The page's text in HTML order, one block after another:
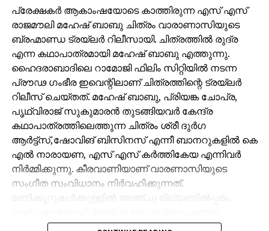
പ്രേക്ഷകർ ആകാംഷയോടെ കാത്തിരുന്ന എസ് എസ്
രാജമൗലി മഹേഷ് ബാബു ചിത്രം വാരാണാസിയുടെ
ബ്രഹ്മാണ്ഡ ട്രയ്ലർ റിലീസായി. ചിത്രത്തിൽ രുദ്ര
എന്ന കഥാപാത്രമായി മഹേഷ് ബാബു എത്തുന്നു.
ഹൈദരാബാദിലെ റാമോജി ഫിലിം സിറ്റിയിൽ നടന്ന
പ്രൗഢ ഗംഭീര ഇവെന്റിലാണ് ചിത്രത്തിന്റെ ട്രയ്ലർ
റിലീസ് ചെയ്തത്. മഹേഷ് ബാബു, പ്രിയങ്ക ചോപ്ര,
പൃഥ്വിരാജ് സുകുമാരൻ തുടങ്ങിയവർ കേന്ദ്ര
കഥാപാത്രത്തിലെത്തുന്ന ചിത്രം ശ്രീ ദുർഗ
ആർട്ട്സ്,ഷോവിങ് ബിസിനസ് എന്നീ ബാനറുകളിൽ കെ
എൽ നാരായണ, എസ് എസ് കർത്തികേയ എന്നിവർ
നിർമ്മിക്കുന്നു. കീരവാണിയാണ് വാരണാസിയുടെ
സംഗീത സംവിധാനം നിർവഹിക്കുന്നത്.
ട്രെൻഡിങ്ങിൽ മുന്നിലാണ്.